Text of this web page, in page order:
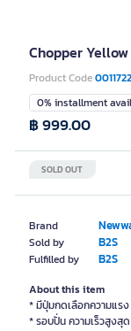
Chopper Yellow
Product Code0011722
Brand
Sold by B2S
Fulfilled by B2S
0% installment
SOLD OUT
฿ 999.00
About this item
* มีปุ่มกดเลือกความแรง
* รอบปั่น ความเร็วสูงสุ